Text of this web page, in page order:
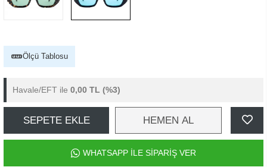
Ölçü Tablosu
Havale/EFT ile 0,00 TL (%3)
SEPETE EKLE HEMEN AL
WHATSAPP İLE SİPARİŞ VER